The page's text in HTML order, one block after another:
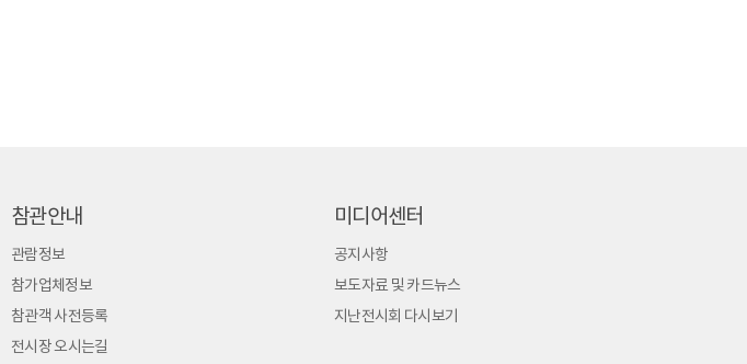
참관안내
관람정보
참가업체정보
참관객 사전등록
전시장 오시는길
미디어센터
공지사항
보도자료 및 카드뉴스
지난전시회 다시보기